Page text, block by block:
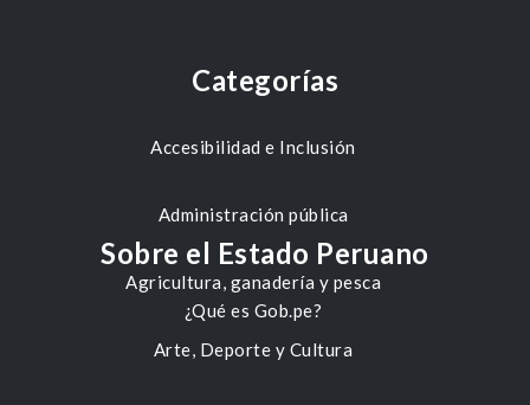
Categorías
Accesibilidad e Inclusión
Administración pública
Agricultura, ganadería y pesca
Arte, Deporte y Cultura
Sobre el Estado Peruano
¿Qué es Gob.pe?